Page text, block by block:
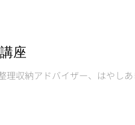
座
収納アドバイザー、はやし